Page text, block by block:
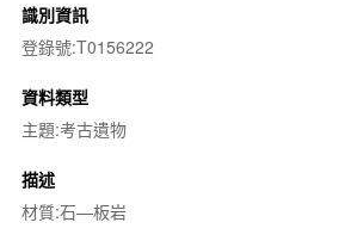
識別資訊
登錄號:T0156222
資料類型
主題:考古遺物
描述
材質:石—板岩